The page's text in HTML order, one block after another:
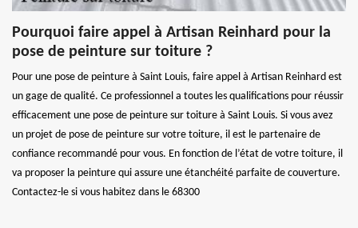
Pourquoi faire appel à Artisan Reinhard pour la
pose de peinture sur toiture ?
Pour une pose de peinture à Saint Louis, faire appel à Artisan Reinhard est
un gage de qualité. Ce professionnel a toutes les qualifications pour réussir
efficacement une pose de peinture sur toiture à Saint Louis. Si vous avez
un projet de pose de peinture sur votre toiture, il est le partenaire de
confiance recommandé pour vous. En fonction de l’état de votre toiture, il
va proposer la peinture qui assure une étanchéité parfaite de couverture.
Contactez-le si vous habitez dans le 68300